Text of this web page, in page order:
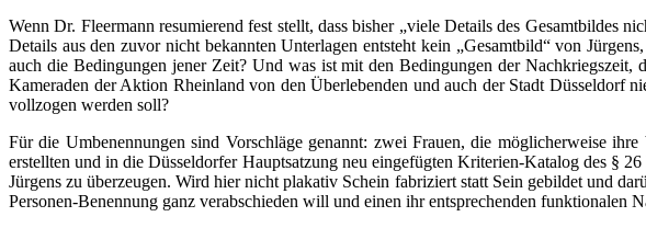
Wenn Dr. Fleermann resumierend fest stellt, dass bisher „viele Details des Gesamtbildes
Details aus den zuvor nicht bekannten Unterlagen entsteht kein „Gesamtbild“ von
auch die Bedingungen jener Zeit? Und was ist mit den Bedingungen der Nachkriegszeit,
Kameraden der Aktion Rheinland von den Überlebenden und auch der Stadt Düsseldorf
vollzogen werden soll?
Für die Umbenennungen sind Vorschläge genannt: zwei Frauen, die möglicherweise
erstellten und in die Düsseldorfer Hauptsatzung neu eingefügten Kriterien-Katalog des §
Jürgens zu überzeugen. Wird hier nicht plakativ Schein fabriziert statt Sein gebildet und
Personen-Benennung ganz verabschieden will und einen ihr entsprechenden funktionalen